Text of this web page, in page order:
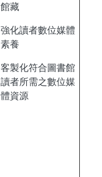
館藏
強化讀者數位媒體
素養
客製化符合圖書館
讀者所需之數位媒
體資源